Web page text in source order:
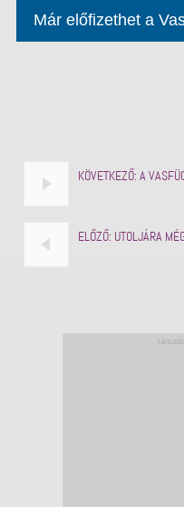
Már előfizethet a
KÖVETKEZŐ: A
ELŐZŐ: UTOLJÁRA